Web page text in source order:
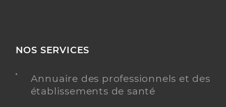
NOS SERVICES
Annuaire des professionnels et des
établissements de santé